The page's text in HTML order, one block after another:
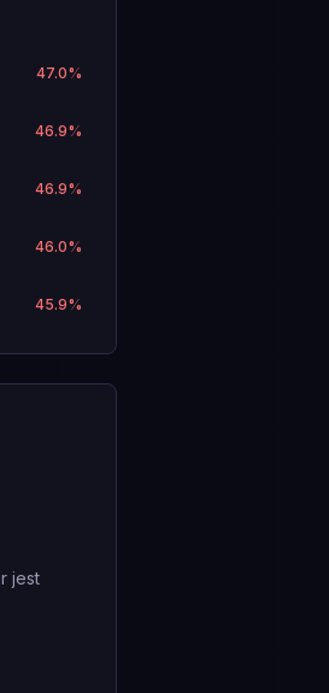
47.0%
46.9%
46.9%
46.0%
45.9%
jest